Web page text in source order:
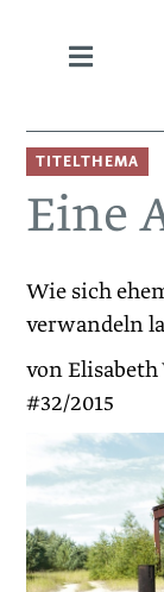
TITELTHEMA
Eine
Wie sich
verwandeln
von Elisabeth
#32/2015